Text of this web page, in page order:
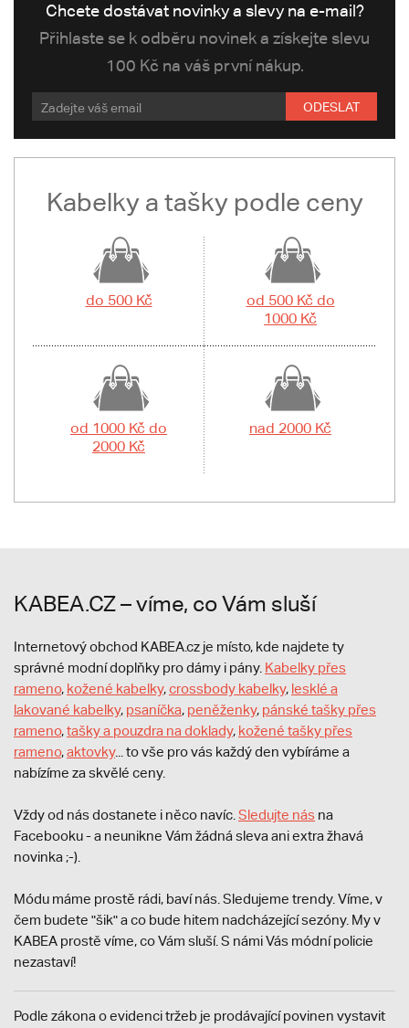
Chcete dostávat novinky a slevy na e-mail?
Přihlaste se k odběru novinek a získejte slevu
100 Kč na váš první nákup.
ODESLAT
Kabelky a tašky podle ceny
do 500 Kč
od 500 Kč do
1000 Kč
od 1000 Kč do
2000 Kč
nad 2000 Kč
KABEA.CZ – víme, co Vám sluší
Internetový obchod KABEA.cz je místo, kde najdete ty
správné modní doplňky pro dámy i pány. Kabelky přes
rameno, kožené kabelky,crossbody kabelky, lesklé a
lakované kabelky, psaníčka, peněženky, pánské tašky přes
rameno,tašky a pouzdra na doklady, kožené tašky přes
rameno,aktovky... to vše pro vás každý den vybíráme a
nabízíme za skvělé ceny.
Vždy od nás dostanete i něco navíc. Sledujte nás na
Facebooku - a neunikne Vám žádná sleva ani extra žhavá
novinka ;-).
Módu máme prostě rádi, baví nás. Sledujeme trendy. Víme, v
čem budete "šik" a co bude hitem nadcházející sezóny. My v
KABEA prostě víme, co Vám sluší. S námi Vás módní policie
nezastaví!
Podle zákona o evidenci tržeb je prodávající povinen vystavit